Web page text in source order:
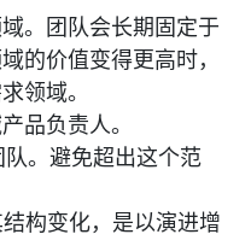
。团队会长期固定于
的价值变得更高时，
领域。
品负责人。
队。避免超出这个范
构变化，是以演进增